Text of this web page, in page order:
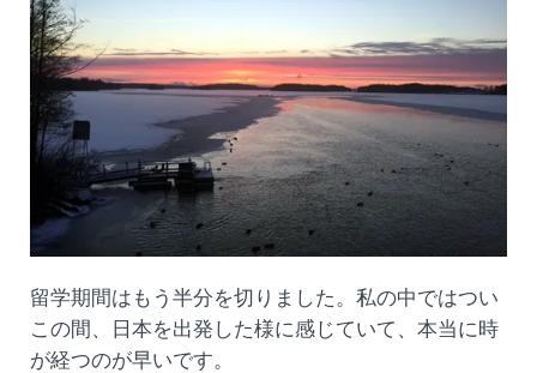
留学期間はもう半分を切りました。私の中ではつい
この間、日本を出発した様に感じていて、本当に時
が経つのが早いです。